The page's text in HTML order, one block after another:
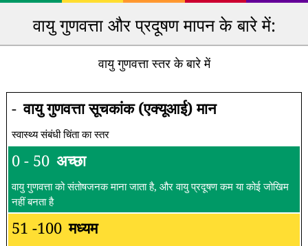
वायु गुणवत्ता और प्रदूषण मापन के बारे में:
वायु गुणवत्ता स्तर के बारे में
- वायु गुणवत्ता सूचकांक (एक्यूआई) मान
स्वास्थ्य संबंधी चिंता का स्तर
0 - 50 अच्छा
वायु गुणवत्ता को संतोषजनक माना जाता है, और वायु प्रदूषण कम या कोई जोखिम
नहीं बनता है
51 -100 मध्यम